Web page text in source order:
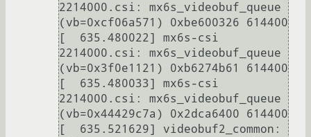
2214000.csi: mx6s_videobuf_queue
(vb=0xcf06a571) 0xbe600326 614400
[  635.480022] mx6s-csi
2214000.csi: mx6s_videobuf_queue
(vb=0x3f0e1121) 0xb6274b61 614400
[  635.480033] mx6s-csi
2214000.csi: mx6s_videobuf_queue
(vb=0x44429c7a) 0x2dca6400 614400
[  635.521629] videobuf2_common: